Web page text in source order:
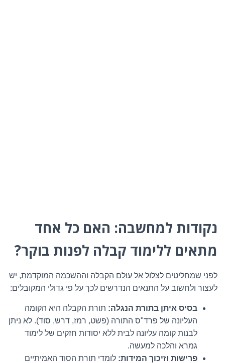
נקודות למחשבה: האם כל אחד
מתאים ללימוד קבלה לפנות בוקר?
לפני שמחליטים לצלול אל עולם הקבלה וההשכמה המוקדמת, יש
לעצור ולחשוב על התנאים הנדרשים לכך על פי גדולי המקובלים:
בסיס איתן בתורת הנגלה: תורת הקבלה היא הקומה
העליונה של פרד"ס התורה (פשט, רמז, דרש, סוד). לא ניתן
לבנות קומה עליונה לבית ללא יסודות חזקים של לימוד
גמרא והלכה למעשה.
פרישות וזיכוך המידות: לומדי תורת הסוד האמיתיים